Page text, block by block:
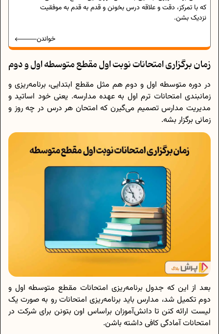
که با تمرکز، دقت و علاقه درس بخونن و قدم به قدم به موفقیت
نزدیک بشن.
خواندن
زمان برگزاری امتحانات نوبت اول مقطع متوسطه اول و دوم
در دوره متوسطه اول و دوم هم مثل مقطع ابتدایی، برنامه‌ریزی و
زمانبندی امتحانات ترم اول به عهده مدارسه. یعنی خود اساتید و
مدیریت مدارس تصمیم می‌گیرن که امتحان هر درس در چه روز و
زمانی برگزار بشه.
بعد از این که جدول برنامه‌ریزی امتحانات مقطع متوسطه اول و
دوم تکمیل شد، مدارس باید برنامه‌ریزی امتحانات رو به صورت یک
لیست ارائه کنن تا دانش‌آموزان براساس اون بتونن برای شرکت در
امتحانات آمادگی کافی داشته باشن.